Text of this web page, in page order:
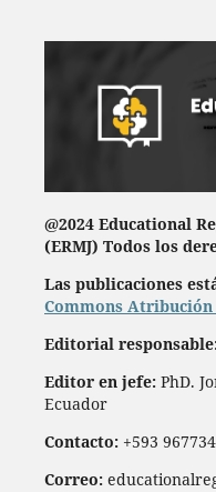
@2024 Educational
(ERMJ) Todos los
Las publicaciones
Commons Atribución
Editorial
Editor en jefe:PhD.
Ecuador
Contacto:+593
Correo: